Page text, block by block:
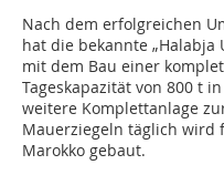
Nach dem erfolgreichen
hat die bekannte „Halabja
mit dem Bau einer
Tageskapazität von 800 t
weitere Komplettanlage
Mauerziegeln täglich wird
Marokko gebaut.